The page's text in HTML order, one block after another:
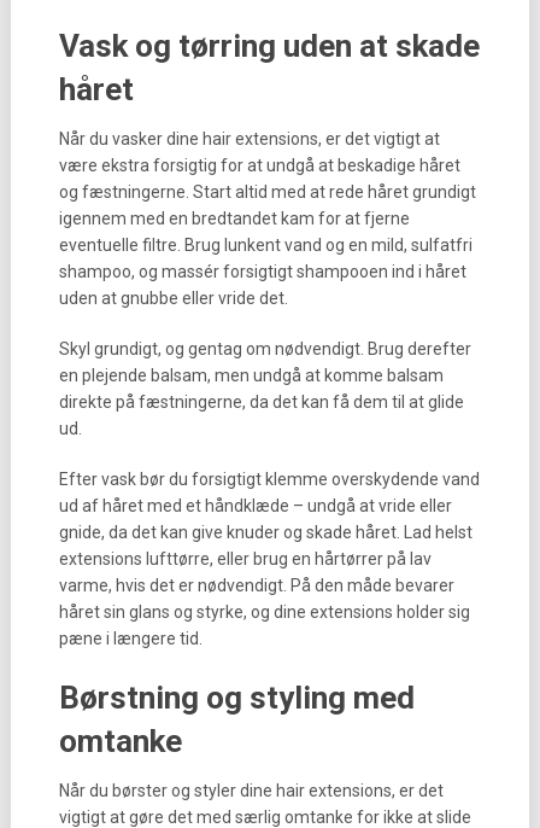
Vask og tørring uden at skade
håret
Når du vasker dine hair extensions, er det vigtigt at
være ekstra forsigtig for at undgå at beskadige håret
og fæstningerne. Start altid med at rede håret grundigt
igennem med en bredtandet kam for at fjerne
eventuelle filtre. Brug lunkent vand og en mild, sulfatfri
shampoo, og massér forsigtigt shampooen ind i håret
uden at gnubbe eller vride det.
Skyl grundigt, og gentag om nødvendigt. Brug derefter
en plejende balsam, men undgå at komme balsam
direkte på fæstningerne, da det kan få dem til at glide
ud.
Efter vask bør du forsigtigt klemme overskydende vand
ud af håret med et håndklæde – undgå at vride eller
gnide, da det kan give knuder og skade håret. Lad helst
extensions lufttørre, eller brug en hårtørrer på lav
varme, hvis det er nødvendigt. På den måde bevarer
håret sin glans og styrke, og dine extensions holder sig
pæne i længere tid.
Børstning og styling med
omtanke
Når du børster og styler dine hair extensions, er det
vigtigt at gøre det med særlig omtanke for ikke at slide